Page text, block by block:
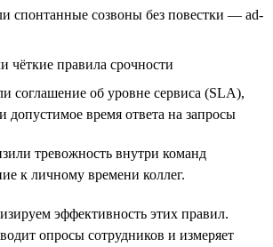
спонтанные созвоны без повестки — ad-
чёткие правила срочности
соглашение об уровне сервиса (SLA),
допустимое время ответа на запросы
тревожность внутри команд
к личному времени коллег.
эффективность этих правил.
опросы сотрудников и измеряет